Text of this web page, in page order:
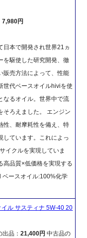
7,980円
日本で開発され世界21ヵ
を駆使した研究開発、徹
販売方法によって、性能
世代ベースオイルhiviを使
なるオイル。世界中で流
そろえました。 エンジン
性、耐摩耗性を備え、特
しています。これによっ
イクルを実現していま
高品質×低価格を実現する
ベースオイル:100%化学
ル サスティナ 5W-40 20
出品：21,400円 中古品の